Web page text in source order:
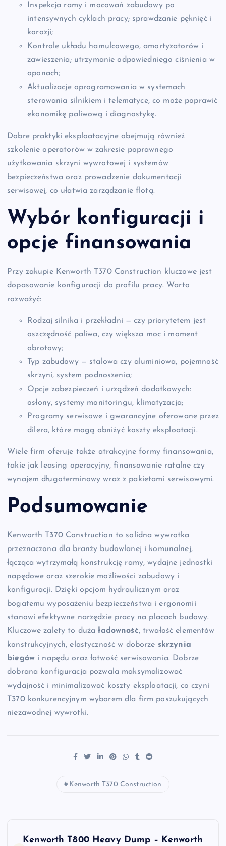
Inspekcja ramy i mocowań zabudowy po
intensywnych cyklach pracy; sprawdzanie pęknięć i
korozji;
Kontrole układu hamulcowego, amortyzatorów i
zawieszenia; utrzymanie odpowiedniego ciśnienia w
oponach;
Aktualizacje oprogramowania w systemach
sterowania silnikiem i telematyce, co może poprawić
ekonomikę paliwową i diagnostykę.
Dobre praktyki eksploatacyjne obejmują również
szkolenie operatorów w zakresie poprawnego
użytkowania skrzyni wywrotowej i systemów
bezpieczeństwa oraz prowadzenie dokumentacji
serwisowej, co ułatwia zarządzanie flotą.
Wybór konfiguracji i
opcje finansowania
Przy zakupie Kenworth T370 Construction kluczowe jest
dopasowanie konfiguracji do profilu pracy. Warto
rozważyć:
Rodzaj silnika i przekładni — czy priorytetem jest
oszczędność paliwa, czy większa moc i moment
obrotowy;
Typ zabudowy — stalowa czy aluminiowa, pojemność
skrzyni, system podnoszenia;
Opcje zabezpieczeń i urządzeń dodatkowych:
osłony, systemy monitoringu, klimatyzacja;
Programy serwisowe i gwarancyjne oferowane przez
dilera, które mogą obniżyć koszty eksploatacji.
Wiele firm oferuje także atrakcyjne formy finansowania,
takie jak leasing operacyjny, finansowanie ratalne czy
wynajem długoterminowy wraz z pakietami serwisowymi.
Podsumowanie
Kenworth T370 Construction to solidna wywrotka
przeznaczona dla branży budowlanej i komunalnej,
łącząca wytrzymałą konstrukcję ramy, wydajne jednostki
napędowe oraz szerokie możliwości zabudowy i
konfiguracji. Dzięki opcjom hydraulicznym oraz
bogatemu wyposażeniu bezpieczeństwa i ergonomii
stanowi efektywne narzędzie pracy na placach budowy.
Kluczowe zalety to dużaładowność, trwałość elementów
konstrukcyjnych, elastyczność w doborze skrzynia
biegówi napędu oraz łatwość serwisowania. Dobrze
dobrana konfiguracja pozwala maksymalizować
wydajność i minimalizować koszty eksploatacji, co czyni
T370 konkurencyjnym wyborem dla firm poszukujących
niezawodnej wywrotki.
Kenworth T370 Construction
NKenworth T800 Heavy Dump – Kenworth